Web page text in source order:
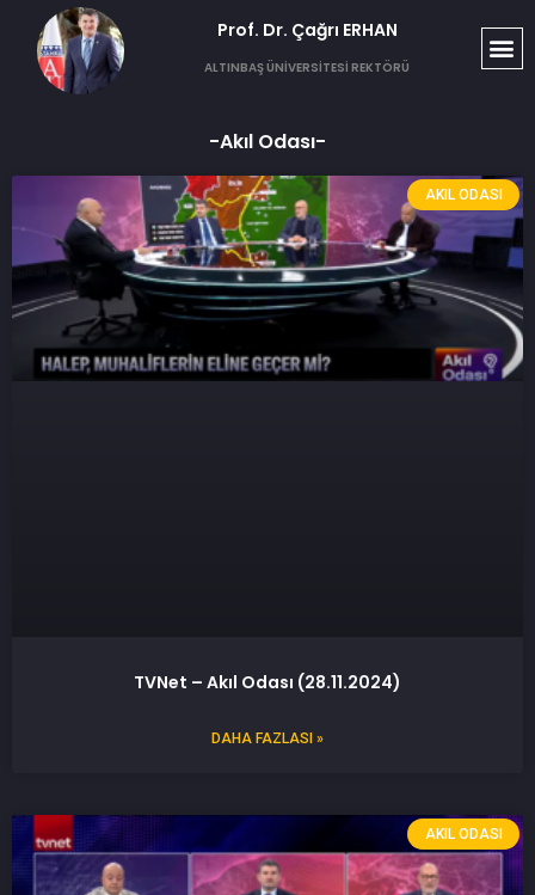
Prof. Dr. Çağrı ERHAN​
ALTINBAŞ ÜNİVERSİTESİ REKTÖRÜ
-Akıl Odası-
AKIL ODASI
TVNet – Akıl Odası (28.11.2024)
DAHA FAZLASI »
AKIL ODASI